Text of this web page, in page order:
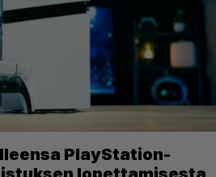
PlayStation-